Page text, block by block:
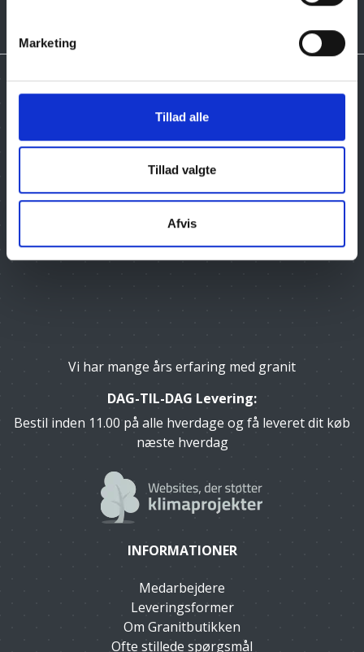
Marketing
Tillad alle
Tillad valgte
Afvis
Vi har mange års erfaring med granit
DAG-TIL-DAG Levering:
Bestil inden 11.00 på alle hverdage og få leveret dit køb
næste hverdag
INFORMATIONER
Medarbejdere
Leveringsformer
Om Granitbutikken
Ofte stillede spørgsmål